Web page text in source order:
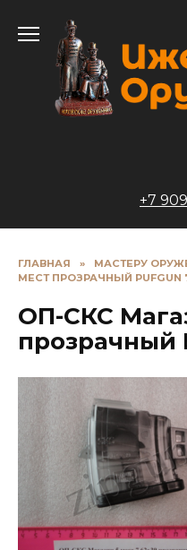
содержанию
+7
ГЛАВНАЯ » МАСТЕРУ
МЕСТ ПРОЗРАЧНЫЙ PUFGUN
ОП-СКС
прозрачный